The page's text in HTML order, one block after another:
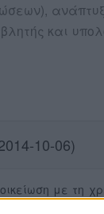
και
10-06)
με